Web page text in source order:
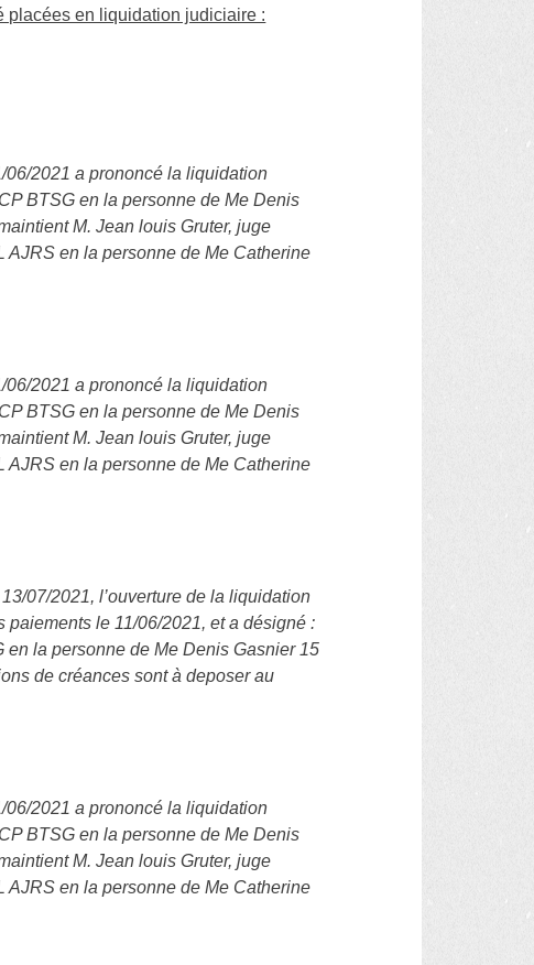
placées en liquidation judiciaire :
06/2021 a prononcé la liquidation
BTSG en la personne de Me Denis
M. Jean louis Gruter, juge
AJRS en la personne de Me Catherine
06/2021 a prononcé la liquidation
BTSG en la personne de Me Denis
M. Jean louis Gruter, juge
AJRS en la personne de Me Catherine
07/2021, l’ouverture de la liquidation
le 11/06/2021, et a désigné :
la personne de Me Denis Gasnier 15
de créances sont à deposer au
06/2021 a prononcé la liquidation
BTSG en la personne de Me Denis
M. Jean louis Gruter, juge
AJRS en la personne de Me Catherine